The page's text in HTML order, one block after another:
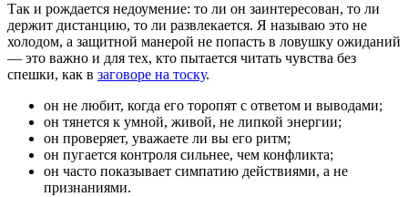
Так и рождается недоумение: то ли он заинтересован, то ли
держит дистанцию, то ли развлекается. Я называю это не
холодом, а защитной манерой не попасть в ловушку ожиданий
— это важно и для тех, кто пытается читать чувства без
спешки, как в заговоре на тоску.
он не любит, когда его торопят с ответом и выводами;
он тянется к умной, живой, не липкой энергии;
он проверяет, уважаете ли вы его ритм;
он пугается контроля сильнее, чем конфликта;
он часто показывает симпатию действиями, а не
признаниями.